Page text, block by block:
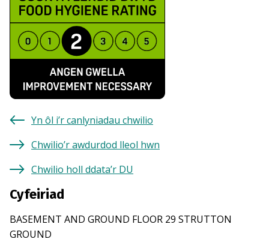
Yn ôl i’r canlyniadau chwilio
Chwilio’r awdurdod lleol hwn
Chwilio holl ddata’r DU
Cyfeiriad
BASEMENT AND GROUND FLOOR 29 STRUTTON
GROUND